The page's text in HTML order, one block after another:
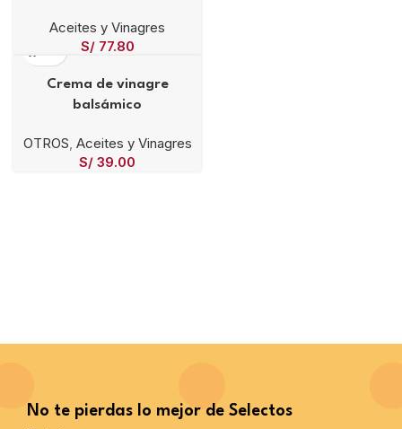
Aceites y Vinagres
S/77.80
Crema de vinagre
balsámico
OTROS, Aceites y Vinagres
S/ 39.00
No te pierdas lo mejor de Selectos